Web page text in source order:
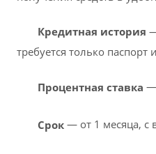
Кредитная история
требуется только паспорт
Процентная ставка —
Срок — от 1 месяца, с